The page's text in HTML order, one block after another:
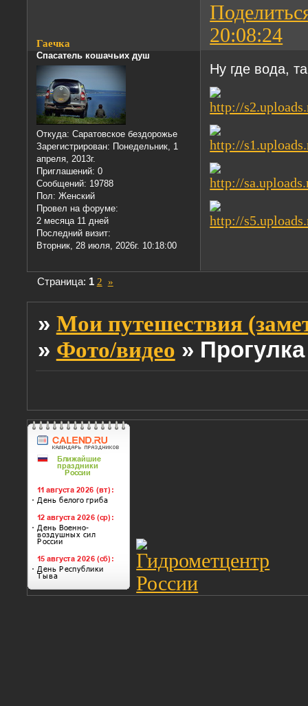
20:08:24
Гаечка
Спасатель кошачьих душ
Откуда: Саратовское бездорожье
Зарегистрирован: Понедельник, 1
апреля, 2013г.
Приглашений: 0
Сообщений: 19788
Пол: Женский
Провел на форуме:
2 месяца 11 дней
Последний визит:
Вторник, 28 июля, 2026г. 10:18:00
Ну где вода,
Страница: 1 2 »
» Мои путешествия
» Фото/видео »